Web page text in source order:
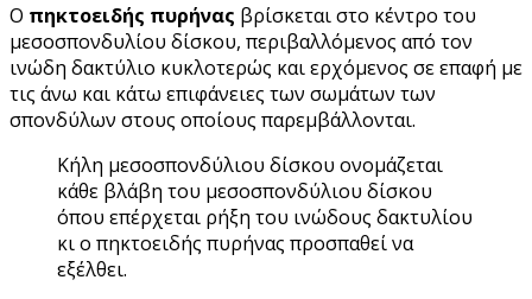
Ο πηκτοειδής πυρήνας βρίσκεται στο κέντρο του
μεσοσπονδυλίου δίσκου, περιβαλλόμενος από τον
ινώδη δακτύλιο κυκλοτερώς και ερχόμενος σε επαφή με
τις άνω και κάτω επιφάνειες των σωμάτων των
σπονδύλων στους οποίους παρεμβάλλονται.
Κήλη μεσοσπονδύλιου δίσκου ονομάζεται
κάθε βλάβη του μεσοσπονδύλιου δίσκου
όπου επέρχεται ρήξη του ινώδους δακτυλίου
κι ο πηκτοειδής πυρήνας προσπαθεί να
εξέλθει.